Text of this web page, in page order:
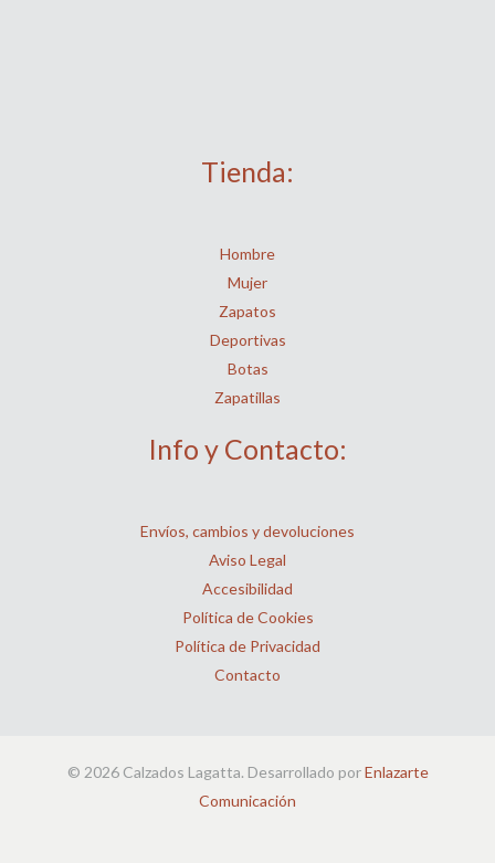
Tienda:
Hombre
Mujer
Zapatos
Deportivas
Botas
Zapatillas
Info y Contacto:
Envíos, cambios y devoluciones
Aviso Legal
Accesibilidad
Política de Cookies
Política de Privacidad
Contacto
© 2026 Calzados Lagatta. Desarrollado porEnlazarte
Comunicación